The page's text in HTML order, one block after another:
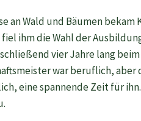
an Wald und Bäumen
fiel ihm die Wahl der
vier Jahre lang
war beruflich,
eine spannende Zeit für